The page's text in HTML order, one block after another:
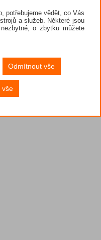
E-mail
for Small
potřebujeme vědět, co Vás
a služeb. Některé jsou
o zbytku můžete
Odmítnout vše
vše